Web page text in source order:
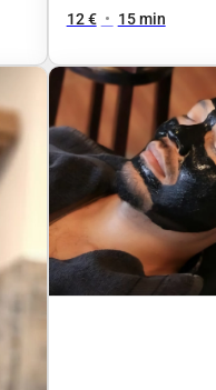
12 € • 15 min